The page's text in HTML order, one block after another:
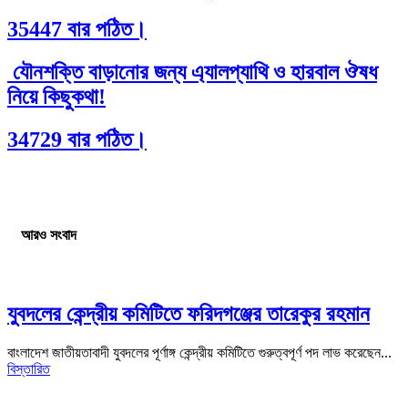
35447 বার পঠিত।
যৌনশক্তি বাড়ানোর জন্য এ্যালপ্যাথি ও হারবাল ঔষধ
নিয়ে কিছুকথা!
34729 বার পঠিত।
আরও সংবাদ
যুবদলের কেন্দ্রীয় কমিটিতে ফরিদগঞ্জের তারেকুর রহমান
বাংলাদেশ জাতীয়তাবাদী যুবদলের পূর্ণাঙ্গ কেন্দ্রীয় কমিটিতে গুরুত্বপূর্ণ পদ লাভ করেছেন...
বিস্তারিত